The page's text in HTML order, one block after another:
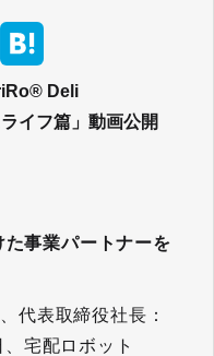
Deli
イフ篇」動画公開
た事業パートナーを
代表取締役社長：
宅配ロボット